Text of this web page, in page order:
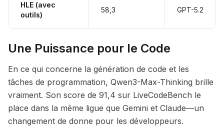
HLE (avec
outils)
58,3 GPT-5.2
Une Puissance pour le Code
En ce qui concerne la génération de code et les
tâches de programmation, Qwen3-Max-Thinking brille
vraiment. Son score de 91,4 sur LiveCodeBench le
place dans la même ligue que Gemini et Claude—un
changement de donne pour les développeurs.